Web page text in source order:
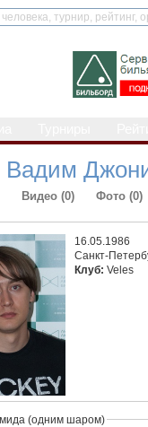
Вадим
Видео (0) Фото (0)
16.05.1986
Санкт-
Клуб:Veles
(одним шаром)